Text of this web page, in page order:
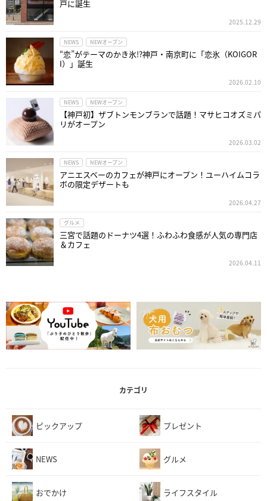
戸に誕生
2025.12.29
NEWS NEWオープン
“恋”がテーマのかき氷!?神戸・南京町に「恋氷（KOIGOR
I）」誕生
2026.02.10
NEWS NEWオープン
【神戸初】ザブトンモンブランで話題！マサヒコオズミパ
リがオープン
2026.03.02
NEWS NEWオープン
アニエスベーのカフェが神戸にオープン！ユーハイムコラ
ボの限定デザートも
2026.04.27
グルメ
三宮で話題のドーナツ4選！ふわふわ食感が人気の専門店
＆カフェ
2026.04.11
カテゴリ
ピックアップ プレゼント
NEWS グルメ
おでかけ ライフスタイル